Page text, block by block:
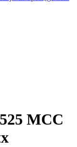
MCC